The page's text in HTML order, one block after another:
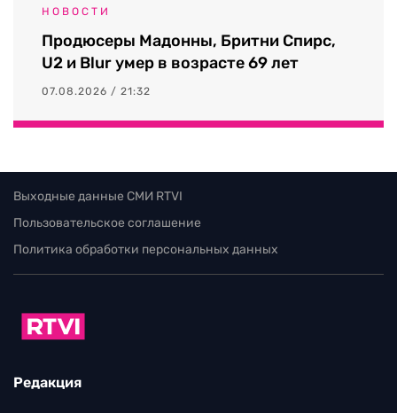
НОВОСТИ
Продюсеры Мадонны, Бритни Спирс,
U2 и Blur умер в возрасте 69 лет
07.08.2026 / 21:32
Выходные данные СМИ RTVI
Пользовательское соглашение
Политика обработки персональных данных
Редакция